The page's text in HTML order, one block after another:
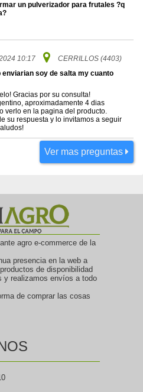
un pulverizador para frutales ?q
10:17
CERRILLOS (4403)
enviarian soy de salta my cuanto
Gracias por su consulta!
aproximadamente 4 dias
verlo en la pagina del producto.
su respuesta y lo invitamos a seguir
Ver mas preguntas
agro e-commerce de la
presencia en la web a
de disponibilidad
y realizamos envíos a todo
de comprar las cosas